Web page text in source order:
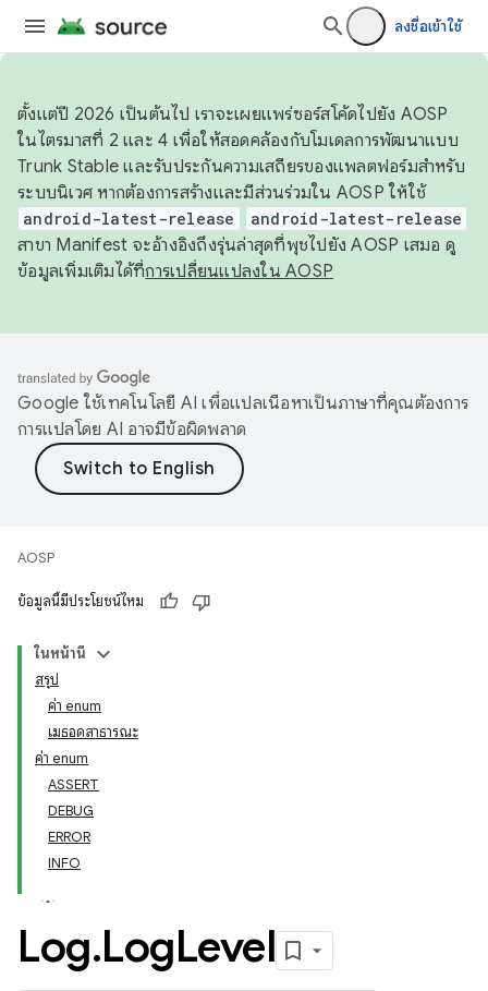
ลงชื่อเข้าใช้
ตั้งแต่ปี 2026 เป็นต้นไป เราจะเผยแพร่ซอร์สโค้ดไปยัง AOSP
ในไตรมาสที่ 2 และ 4 เพื่อให้สอดคล้องกับโมเดลการพัฒนาแบบ
Trunk Stable และรับประกันความเสถียรของแพลตฟอร์มสำหรับ
ระบบนิเวศ หากต้องการสร้างและมีส่วนร่วมใน AOSP ให้ใช้
android-latest-release android-latest-release
สาขา Manifest จะอ้างอิงถึงรุ่นล่าสุดที่พุชไปยัง AOSP เสมอ ดู
ข้อมูลเพิ่มเติมได้ที่การเปลี่ยนแปลงใน AOSP
Google ใช้เทคโนโลยี AI เพื่อแปลเนื้อหาเป็นภาษาที่คุณต้องการ
การแปลโดย AI อาจมีข้อผิดพลาด
AOSP
ข้อมูลนี้มีประโยชน์ไหม
ในหน้านี้
สรุป
ค่า enum
เมธอดสาธารณะ
ค่า enum
ASSERT
DEBUG
ERROR
INFO
Log.LogLevel